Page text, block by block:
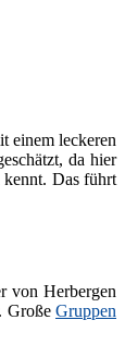
einem leckeren
da hier
kennt. Das führt
von Herbergen
GroßeGruppen